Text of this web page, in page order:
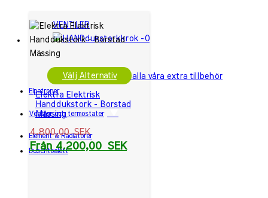
VENTILER
Klicka här för att se alla våra extra tillbehör
Elpatroner
Ventiler och termostater
Element & Radiatorer
Duschtoalett
Välj Alternativ
Elektra Elektrisk
Handdukstork - Borstad
Mässing
4.800,00SEK
Från4.200,00 SEK